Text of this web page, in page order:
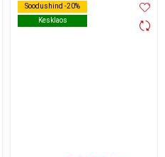
Soodushind -20%
Kesklaos
Soodushind -20%
Kesklaos